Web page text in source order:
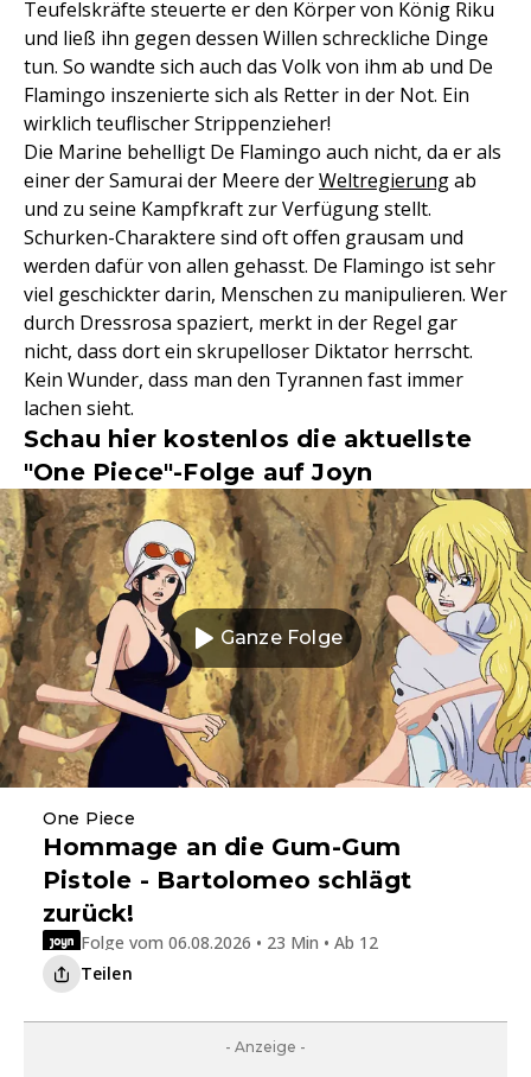
Teufelskräfte steuerte er den Körper von König Riku
und ließ ihn gegen dessen Willen schreckliche Dinge
tun. So wandte sich auch das Volk von ihm ab und De
Flamingo inszenierte sich als Retter in der Not. Ein
wirklich teuflischer Strippenzieher!
Die Marine behelligt De Flamingo auch nicht, da er als
einer der Samurai der Meere derWeltregierungab
und zu seine Kampfkraft zur Verfügung stellt.
Schurken-Charaktere sind oft offen grausam und
werden dafür von allen gehasst. De Flamingo ist sehr
viel geschickter darin, Menschen zu manipulieren. Wer
durch Dressrosa spaziert, merkt in der Regel gar
nicht, dass dort ein skrupelloser Diktator herrscht.
Kein Wunder, dass man den Tyrannen fast immer
lachen sieht.
Schau hier kostenlos die aktuellste
"One Piece"-Folge auf Joyn
Ganze Folge
One Piece
Hommage an die Gum-Gum
Pistole - Bartolomeo schlägt
zurück!
Folge vom 06.08.2026 • 23 Min • Ab 12
Teilen
- Anzeige -